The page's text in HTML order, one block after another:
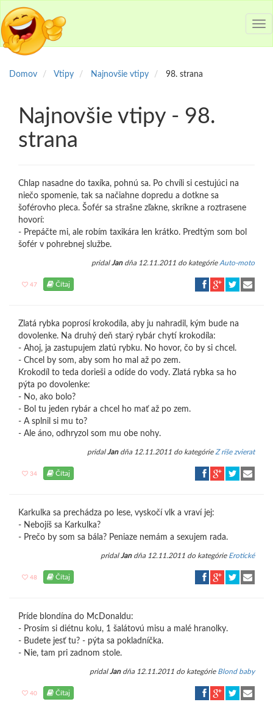
Domov Vtipy Najnovšie vtipy 98. strana
Najnovšie vtipy - 98.
strana
Chlap nasadne do taxíka, pohnú sa. Po chvíli si cestujúci na
niečo spomenie, tak sa načiahne dopredu a dotkne sa
šoférovho pleca. Šofér sa strašne zľakne, skríkne a roztrasene
hovorí:
- Prepáčte mi, ale robím taxikára len krátko. Predtým som bol
šofér v pohrebnej službe.
pridalJandňa 12.11.2011 do kategórie Auto-moto
47 Čítaj
Zlatá rybka poprosí krokodíla, aby ju nahradil, kým bude na
dovolenke. Na druhý deň starý rybár chytí krokodíla:
- Ahoj, ja zastupujem zlatú rybku. No hovor, čo by si chcel.
- Chcel by som, aby som ho mal až po zem.
Krokodíl to teda dorieši a odíde do vody. Zlatá rybka sa ho
pýta po dovolenke:
- No, ako bolo?
- Bol tu jeden rybár a chcel ho mať až po zem.
- A splnil si mu to?
- Ale áno, odhryzol som mu obe nohy.
pridalJandňa 12.11.2011 do kategórie Z ríše zvierat
34 Čítaj
Karkulka sa prechádza po lese, vyskočí vlk a vraví jej:
- Nebojíš sa Karkulka?
- Prečo by som sa bála? Peniaze nemám a sexujem rada.
pridalJandňa 12.11.2011 do kategórie Erotické
48 Čítaj
Príde blondína do McDonaldu:
- Prosím si diétnu kolu, 1 šalátovú misu a malé hranolky.
- Budete jesť tu? - pýta sa pokladníčka.
- Nie, tam pri zadnom stole.
pridalJandňa 12.11.2011 do kategórie Blond baby
40 Čítaj